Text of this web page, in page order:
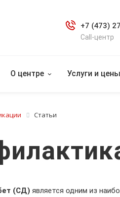
+7 (473)
Call-центр
О центре Услуги и цены
Статьи
(СД) является одним из